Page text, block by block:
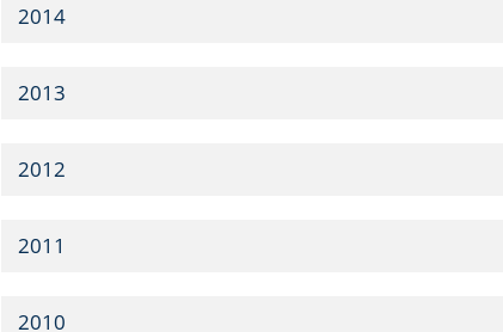
2014
2013
2012
2011
2010